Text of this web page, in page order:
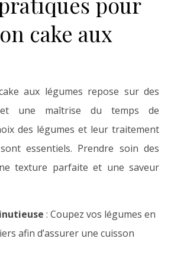
cake aux
aux légumes repose sur des
et une maîtrise du temps de
des légumes et leur traitement
essentiels. Prendre soin des
texture parfaite et une saveur
: Coupez vos légumes en
afin d’assurer une cuisson